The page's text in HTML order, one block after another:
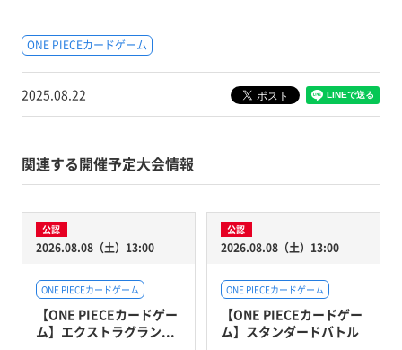
ONE PIECEカードゲーム
2025.08.22
関連する開催予定大会情報
公認
2026.08.08（土）13:00
ONE PIECEカードゲーム
【ONE PIECEカードゲー
ム】エクストラグラン...
公認
2026.08.08（土）13:00
ONE PIECEカードゲーム
【ONE PIECEカードゲー
ム】スタンダードバトル